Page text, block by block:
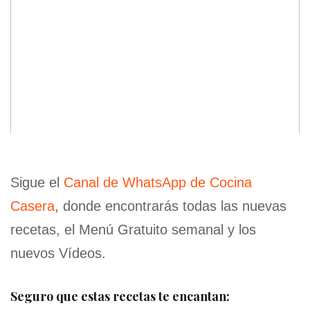
Sigue el Canal de WhatsApp de Cocina
Casera, donde encontrarás todas las nuevas
recetas, el Menú Gratuito semanal y los
nuevos Vídeos.
Seguro que estas recetas te encantan: